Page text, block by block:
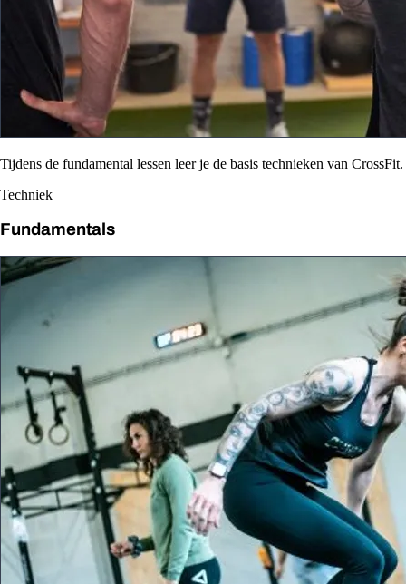
Tijdens de fundamental lessen leer je de basis technieken van CrossFit.
Techniek
Fundamentals